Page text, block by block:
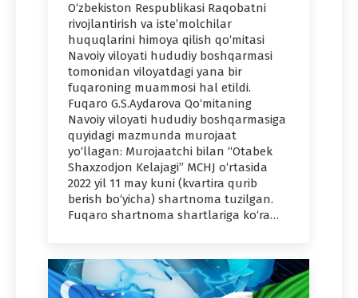
O‘zbekiston Respublikasi Raqobatni
rivojlantirish va isteʼmolchilar
huquqlarini himoya qilish qo‘mitasi
Navoiy viloyati hududiy boshqarmasi
tomonidan viloyatdagi yana bir
fuqaroning muammosi hal etildi.
Fuqaro G.S.Aydarova Qo‘mitaning
Navoiy viloyati hududiy boshqarmasiga
quyidagi mazmunda murojaat
yo‘llagan: Murojaatchi bilan “Otabek
Shaxzodjon Kelajagi” MCHJ o‘rtasida
2022 yil 11 may kuni (kvartira qurib
berish bo‘yicha) shartnoma tuzilgan.
Fuqaro shartnoma shartlariga ko‘ra…